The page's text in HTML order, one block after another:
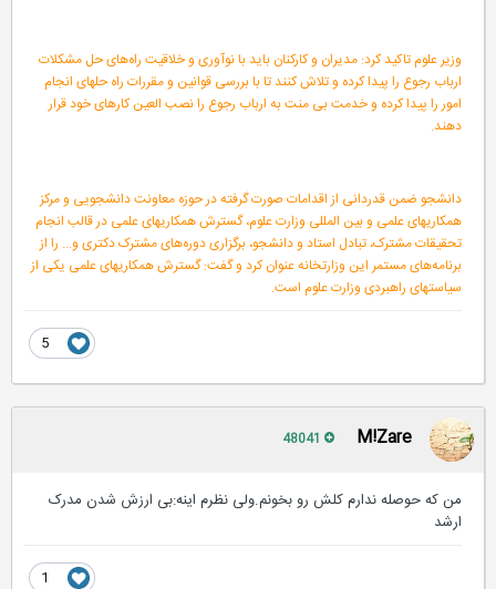
وزیر علوم تاکید کرد: مدیران و کارکنان باید با نوآوری و خلاقیت راه‌های حل مشکلات
ارباب رجوع را پیدا کرده و تلاش کنند تا با بررسی قوانین و مقررات راه حلهای انجام
امور را پیدا کرده و خدمت بی منت به ارباب رجوع را نصب العین کارهای خود قرار
دهند.
دانشجو ضمن قدردانی از اقدامات صورت گرفته در حوزه معاونت دانشجویی و مرکز
همکاریهای علمی و بین المللی وزارت علوم، گسترش همکاریهای علمی در قالب انجام
تحقیقات مشترک، تبادل استاد و دانشجو، برگزاری دوره‌های مشترک دکتری و... را از
برنامه‌های مستمر این وزارتخانه عنوان کرد و گفت: گسترش همکاریهای علمی یکی از
سیاستهای راهبردی وزارت علوم است.
M!Zare
من که حوصله ندارم کلش رو بخونم.ولی نظرم اینه:بی ارزش شدن مدرک
ارشد